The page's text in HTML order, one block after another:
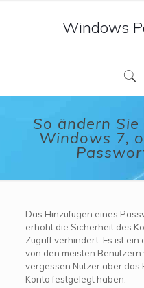
Windows
So ändern
Windows 7,
Das Hinzufügen eines
erhöht die Sicherheit des
Zugriff verhindert. Es ist
von den meisten
vergessen Nutzer aber das
Konto festgelegt haben.